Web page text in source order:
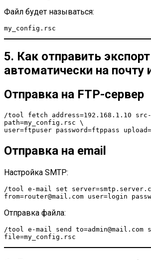
Файл будет называться:
my_config.rsc
5. Как отправить экспорт
автоматически на почту
Отправка на FTP-сервер
/tool fetch address=192.168.1.10 src-
path=my_config.rsc \
user=ftpuser password=ftppass
Отправка на email
Настройка SMTP:
/tool e-mail set
from=router@mail.com user=login
Отправка файла:
/tool e-mail send to=admin@mail.com
file=my_config.rsc